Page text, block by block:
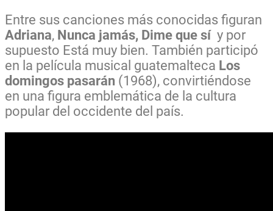
Entre sus canciones más conocidas figuran
Adriana, Nunca jamás, Dime que sí y por
supuesto Está muy bien. También participó
en la película musical guatemalteca Los
domingos pasarán (1968), convirtiéndose
en una figura emblemática de la cultura
popular del occidente del país.